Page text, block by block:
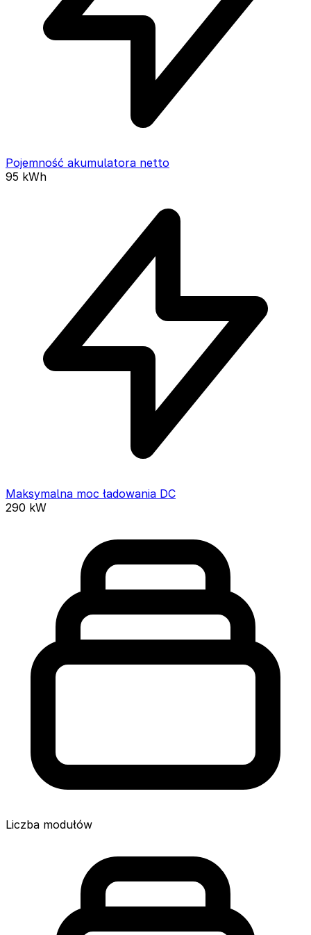
Pojemność akumulatora netto
95 kWh
Maksymalna moc ładowania DC
290 kW
Liczba modułów